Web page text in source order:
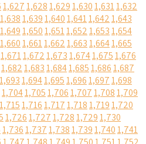
1,6271,6281,6291,6301,6311,632
1,6381,6391,6401,6411,6421,643
1,6491,6501,6511,6521,6531,654
1,6601,6611,6621,6631,6641,665
1,6711,6721,6731,6741,6751,676
1,6821,6831,6841,6851,6861,687
1,6931,6941,6951,6961,6971,698
1,7041,7051,7061,7071,7081,709
1,7151,7161,7171,7181,7191,720
1,7261,7271,7281,7291,730
1,7361,7371,7381,7391,7401,741